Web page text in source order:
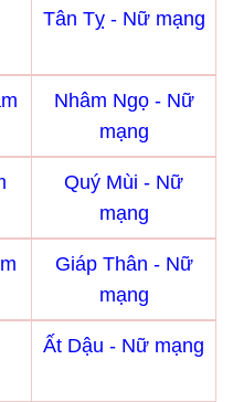
Tân Tỵ - Nữ mạng
Nhâm Ngọ - Nữ
mạng
Quý Mùi - Nữ
mạng
Giáp Thân - Nữ
mạng
Ất Dậu - Nữ mạng